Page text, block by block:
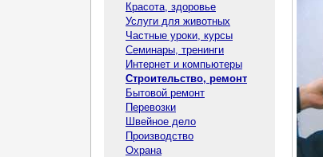
Красота, здоровье
Услуги для животных
Частные уроки, курсы
Семинары, тренинги
Интернет и компьютеры
Строительство, ремонт
Бытовой ремонт
Перевозки
Швейное дело
Производство
Охрана